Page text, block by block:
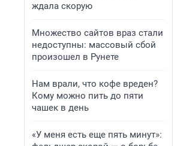
ждала скорую
Множество сайтов враз стали
недоступны: массовый сбой
произошел в Рунете
Нам врали, что кофе вреден?
Кому можно пить до пяти
чашек в день
«У меня есть еще пять минут»: